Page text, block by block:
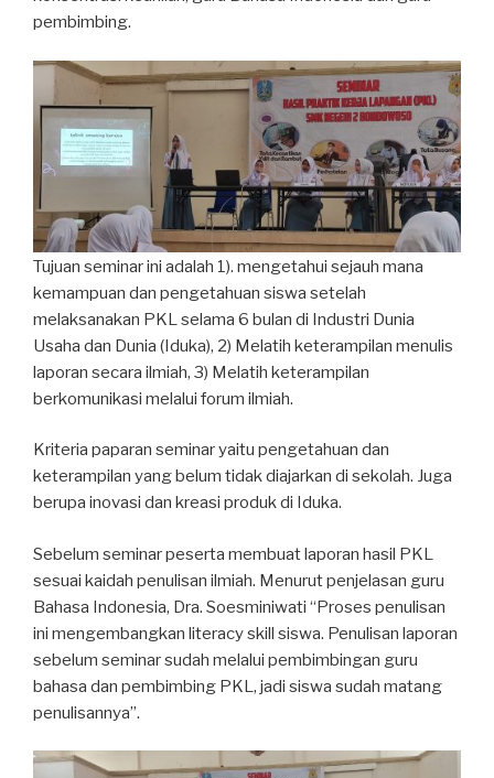
pembimbing.
Tujuan seminar ini adalah 1). mengetahui sejauh mana
kemampuan dan pengetahuan siswa setelah
melaksanakan PKL selama 6 bulan di Industri Dunia
Usaha dan Dunia (Iduka), 2) Melatih keterampilan menulis
laporan secara ilmiah, 3) Melatih keterampilan
berkomunikasi melalui forum ilmiah.
Kriteria paparan seminar yaitu pengetahuan dan
keterampilan yang belum tidak diajarkan di sekolah. Juga
berupa inovasi dan kreasi produk di Iduka.
Sebelum seminar peserta membuat laporan hasil PKL
sesuai kaidah penulisan ilmiah. Menurut penjelasan guru
Bahasa Indonesia, Dra. Soesminiwati “Proses penulisan
ini mengembangkan literacy skill siswa. Penulisan laporan
sebelum seminar sudah melalui pembimbingan guru
bahasa dan pembimbing PKL, jadi siswa sudah matang
penulisannya”.